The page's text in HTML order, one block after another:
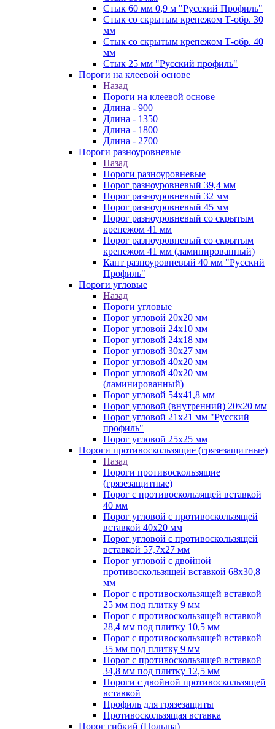
Стык 60 мм 0,9 м "Русский Профиль"
Стык со скрытым крепежом Т-обр. 30
мм
Стык со скрытым крепежом Т-обр. 40
мм
Стык 25 мм "Русский профиль"
Пороги на клеевой основе
Назад
Пороги на клеевой основе
Длина - 900
Длина - 1350
Длина - 1800
Длина - 2700
Пороги разноуровневые
Назад
Пороги разноуровневые
Порог разноуровневый 39,4 мм
Порог разноуровневый 32 мм
Порог разноуровневый 45 мм
Порог разноуровневый со скрытым
крепежом 41 мм
Порог разноуровневый со скрытым
крепежом 41 мм (ламинированный)
Кант разноуровневый 40 мм "Русский
Профиль"
Пороги угловые
Назад
Пороги угловые
Порог угловой 20х20 мм
Порог угловой 24х10 мм
Порог угловой 24х18 мм
Порог угловой 30х27 мм
Порог угловой 40х20 мм
Порог угловой 40х20 мм
(ламинированный)
Порог угловой 54х41,8 мм
Порог угловой (внутренний) 20х20 мм
Порог угловой 21х21 мм "Русский
профиль"
Порог угловой 25х25 мм
Пороги противоскользящие (грязезащитные)
Назад
Пороги противоскользящие
(грязезащитные)
Порог с противоскользящей вставкой
40 мм
Порог угловой с противоскользящей
вставкой 40х20 мм
Порог угловой с противоскользящей
вставкой 57,7х27 мм
Порог угловой с двойной
противоскользящей вставкой 68х30,8
мм
Порог с противоскользящей вставкой
25 мм под плитку 9 мм
Порог с противоскользящей вставкой
28,4 мм под плитку 10,5 мм
Порог с противоскользящей вставкой
35 мм под плитку 9 мм
Порог с противоскользящей вставкой
34,8 мм под плитку 12,5 мм
Пороги с двойной противоскользящей
вставкой
Профиль для грязезащиты
Противоскользящая вставка
Порог гибкий (Польша)